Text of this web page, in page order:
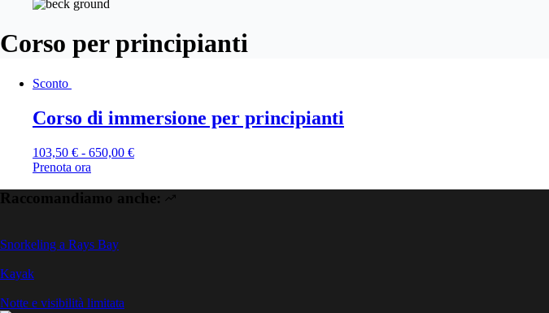
Corso per principianti
Sconto
Corso di immersione per principianti
103,50 € - 650,00 €
Prenota ora
Raccomandiamo anche:
Snorkeling a Rays Bay
Kayak
Notte e visibilità limitata